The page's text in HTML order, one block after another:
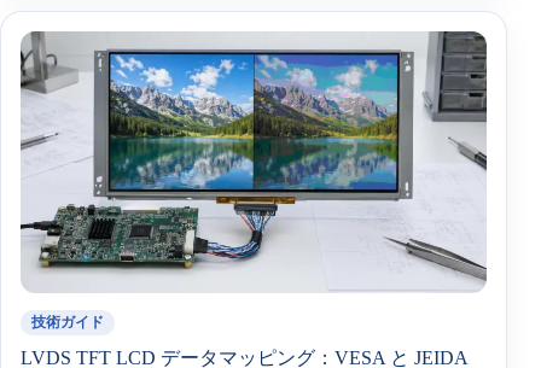
技術ガイド
LVDS TFT LCD データマッピング：VESA と JEIDA